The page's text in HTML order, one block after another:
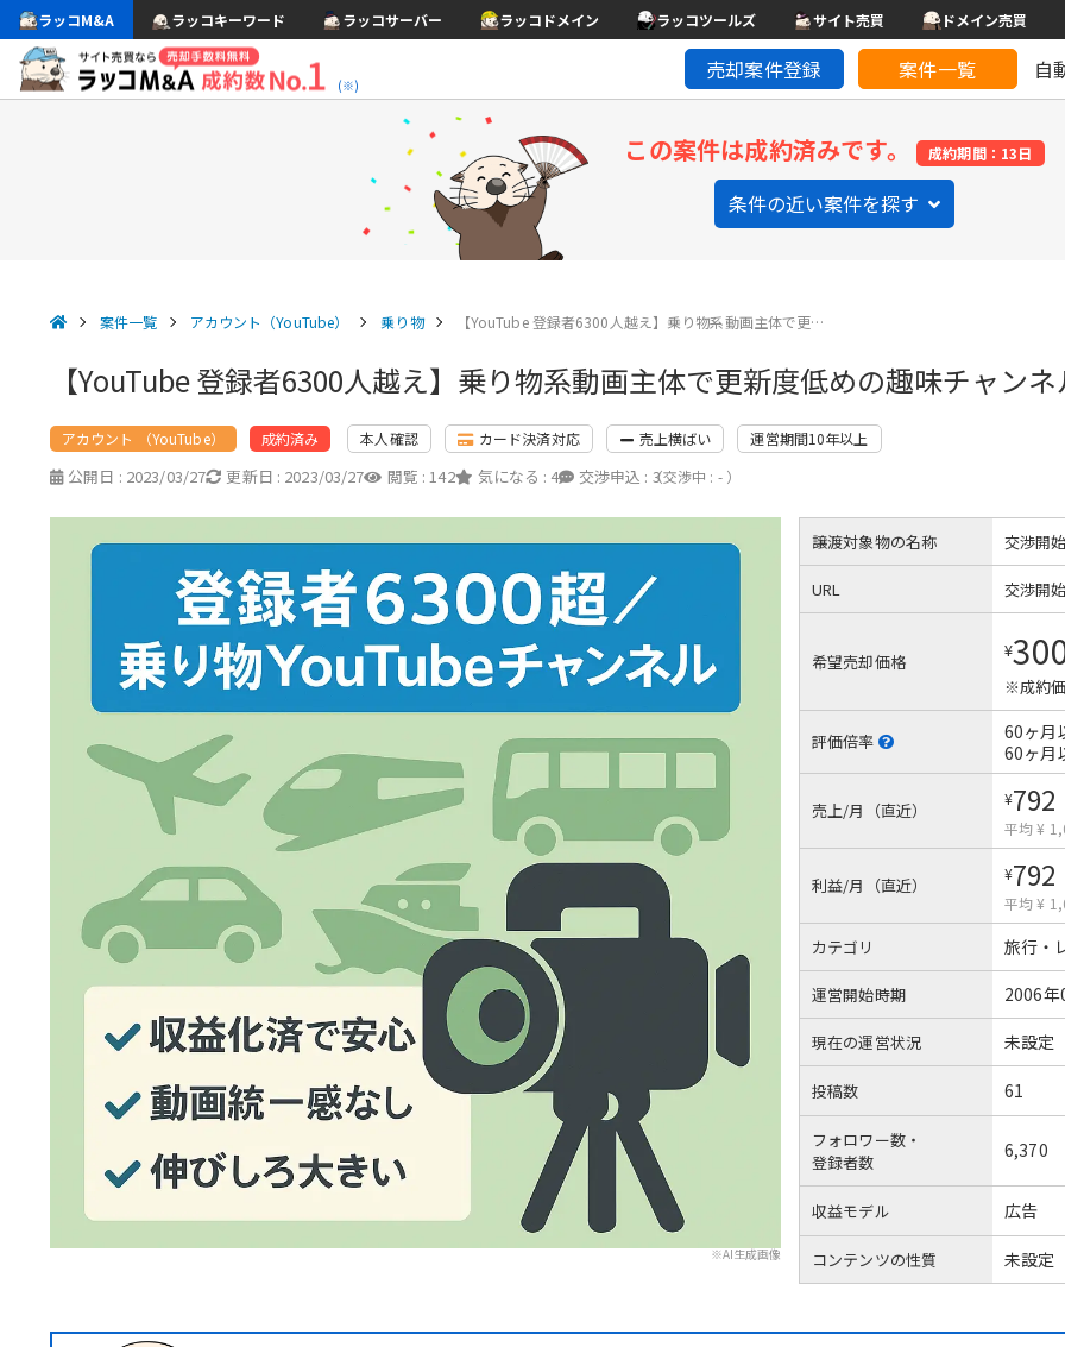
ラッコM&A ラッコキーワード ラッコサーバー ラッコドメイン ラッコツールズ サイト売買 ドメイン売買
(※)
売却案件登録 案件一覧 自
この案件は成約済みです。 成約期間：13日
条件の近い案件を探す
案件一覧 アカウント（YouTube） 乗り物 【YouTube 登録者6300人越え】乗り物系動画主体で更…
【YouTube 登録者6300人越え】乗り物系動画主体で更新度低めの趣味チャン
アカウント （YouTube） 成約済み 本人確認 カード決済対応 売上横ばい 運営期間10年以上
公開日 : 2023/03/27 更新日 : 2023/03/27 閲覧 : 142 気になる : 4 交渉申込 : 3
（交渉中 : - ）
※AI生成画像
譲渡対象物の名称 交渉開
URL 交渉開
希望売却価格 ¥
※成約
評価倍率
60ヶ月
60ヶ月
売上/月（直近）
¥792
平均 ¥
利益/月（直近）
¥792
平均 ¥
カテゴリ 旅行・
運営開始時期 2006年
現在の運営状況 未設定
投稿数 61
フォロワー数・
登録者数
6,370
収益モデル 広告
コンテンツの性質 未設定